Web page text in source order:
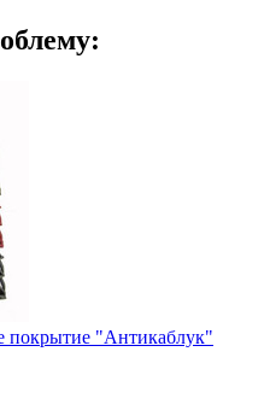
покрытие "Антикаблук"